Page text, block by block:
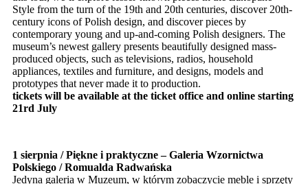
Style from the turn of the 19th and 20th centuries, discover 20th-
century icons of Polish design, and discover pieces by
contemporary young and up-and-coming Polish designers. The
museum’s newest gallery presents beautifully designed mass-
produced objects, such as televisions, radios, household
appliances, textiles and furniture, and designs, models and
prototypes that never made it to production.
tickets will be available at the ticket office and online starting
21rd July
1 sierpnia / Piękne i praktyczne – Galeria Wzornictwa
Polskiego / Romualda Radwańska
Jedyna galeria w Muzeum, w którym zobaczycie meble i sprzęty